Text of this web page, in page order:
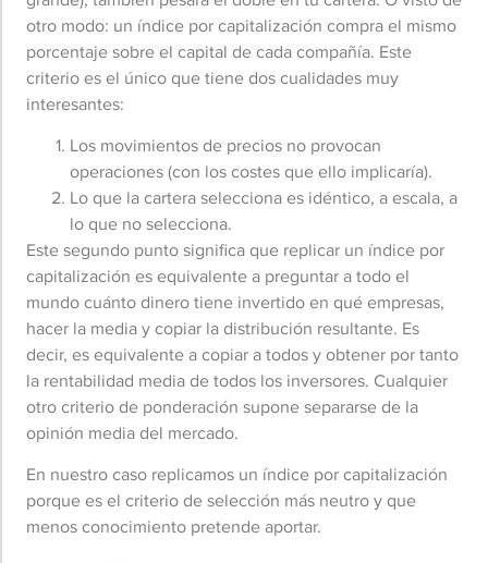
otro modo: un índice por capitalización compra el mismo
porcentaje sobre el capital de cada compañía. Este
criterio es el único que tiene dos cualidades muy
interesantes:
Los movimientos de precios no provocan
operaciones (con los costes que ello implicaría).
Lo que la cartera selecciona es idéntico, a escala, a
lo que no selecciona.
Este segundo punto significa que replicar un índice por
capitalización es equivalente a preguntar a todo el
mundo cuánto dinero tiene invertido en qué empresas,
hacer la media y copiar la distribución resultante. Es
decir, es equivalente a copiar a todos y obtener por tanto
la rentabilidad media de todos los inversores. Cualquier
otro criterio de ponderación supone separarse de la
opinión media del mercado.
En nuestro caso replicamos un índice por capitalización
porque es el criterio de selección más neutro y que
menos conocimiento pretende aportar.